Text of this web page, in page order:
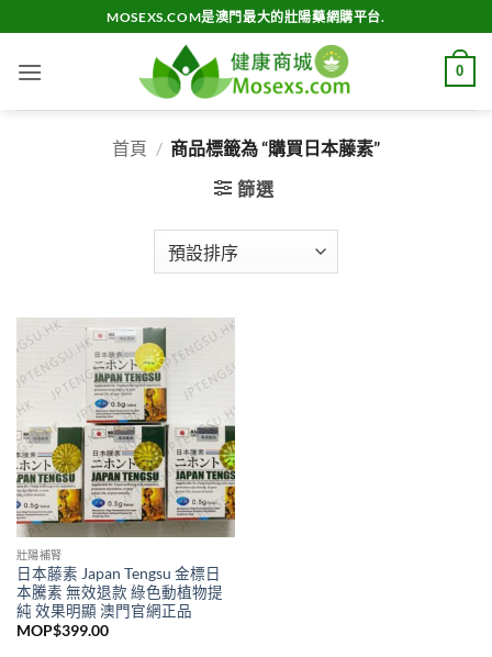
to
content
MOSEXS.COM是澳門最大的壯陽藥網購平台.
0
首頁 / 商品標籤為 “購買日本藤素”
篩選
壯陽補腎
日本藤素 Japan Tengsu 金標日
本騰素 無效退款 綠色動植物提
純 效果明顯 澳門官網正品
MOP$399.00